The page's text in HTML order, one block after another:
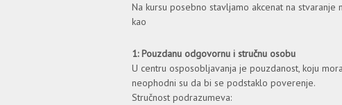
Na kursu posebno stavljamo akcenat na
kao
1: Pouzdanu odgovornu i stručnu osobu
U centru osposobljavanja je pouzdanost, koju
neophodni su da bi se podstaklo poverenje.
Stručnost podrazumeva: